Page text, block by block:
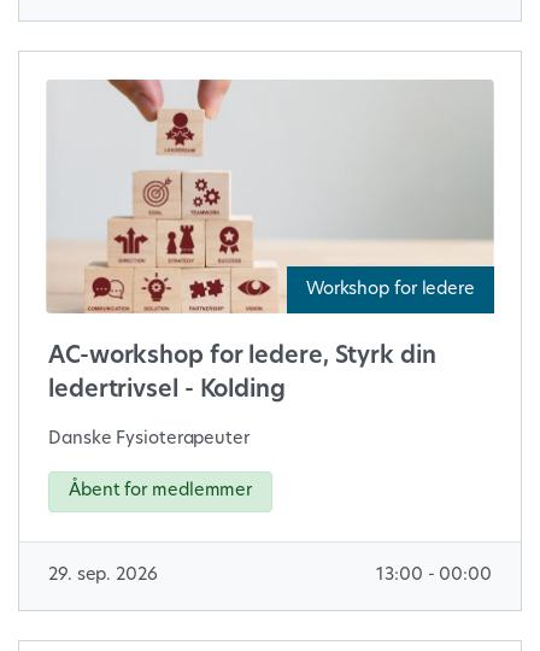
Workshop for ledere
AC-workshop for ledere, Styrk din
ledertrivsel - Kolding
Danske Fysioterapeuter
Åbent for medlemmer
29. sep. 2026 13:00 - 00:00